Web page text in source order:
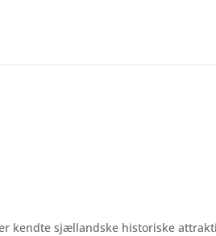
kendte sjællandske historiske